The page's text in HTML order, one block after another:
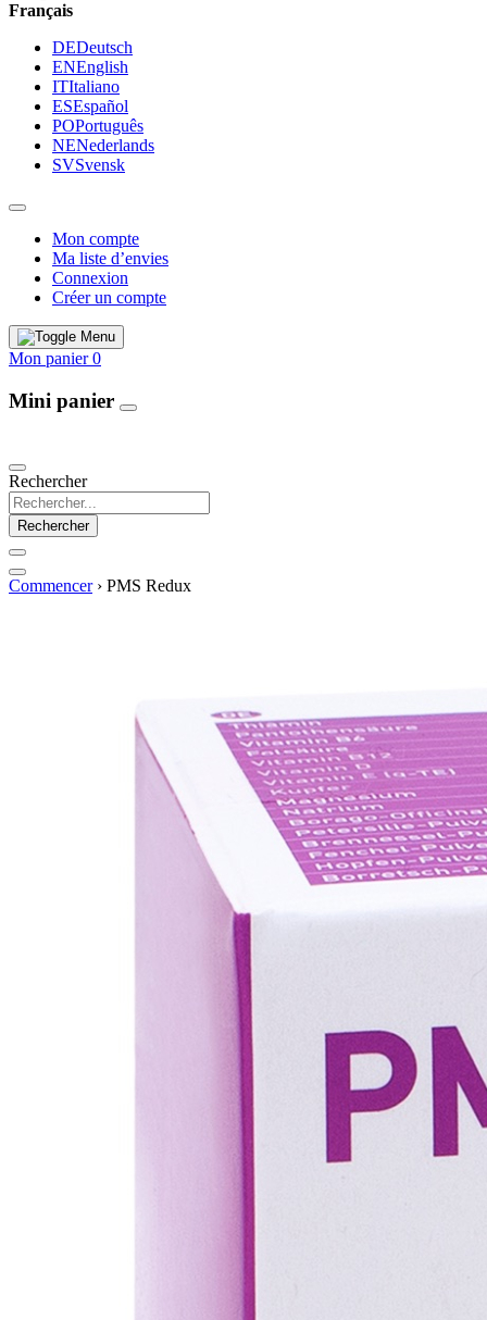
Français
DEDeutsch
ENEnglish
ITItaliano
ESEspañol
POPortuguês
NENederlands
SVSvensk
Mon compte
Ma liste d’envies
Connexion
Créer un compte
Mon panier 0
Mini panier
Rechercher
Rechercher
Commencer › PMS Redux